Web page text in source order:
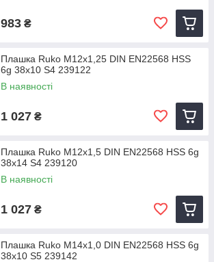
983 ₴
Плашка Ruko M12x1,25 DIN EN22568 HSS
6g 38x10 S4 239122
В наявності
1 027 ₴
Плашка Ruko M12x1,5 DIN EN22568 HSS 6g
38x14 S4 239120
В наявності
1 027 ₴
Плашка Ruko M14x1,0 DIN EN22568 HSS 6g
38x10 S5 239142